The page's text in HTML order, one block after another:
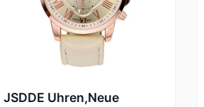
JSDDE Uhren,Neue